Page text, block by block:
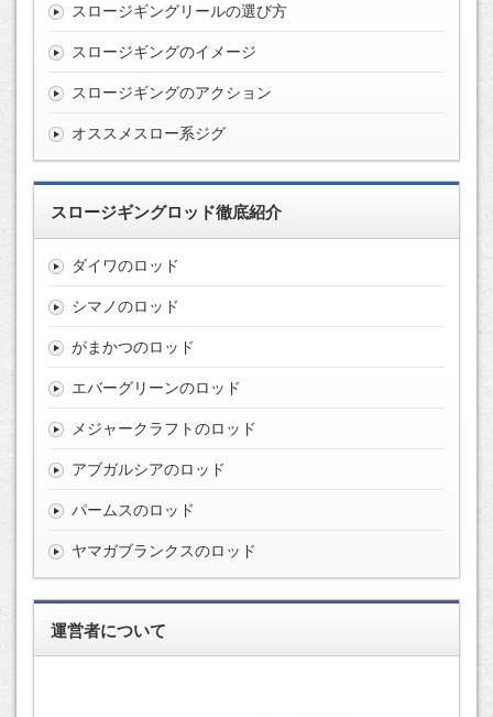
スロージギングリールの選び方
スロージギングのイメージ
スロージギングのアクション
オススメスロー系ジグ
スロージギングロッド徹底紹介
ダイワのロッド
シマノのロッド
がまかつのロッド
エバーグリーンのロッド
メジャークラフトのロッド
アブガルシアのロッド
パームスのロッド
ヤマガブランクスのロッド
運営者について